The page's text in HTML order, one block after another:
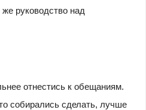
руководство над
отнестись к обещаниям.
собирались сделать, лучше